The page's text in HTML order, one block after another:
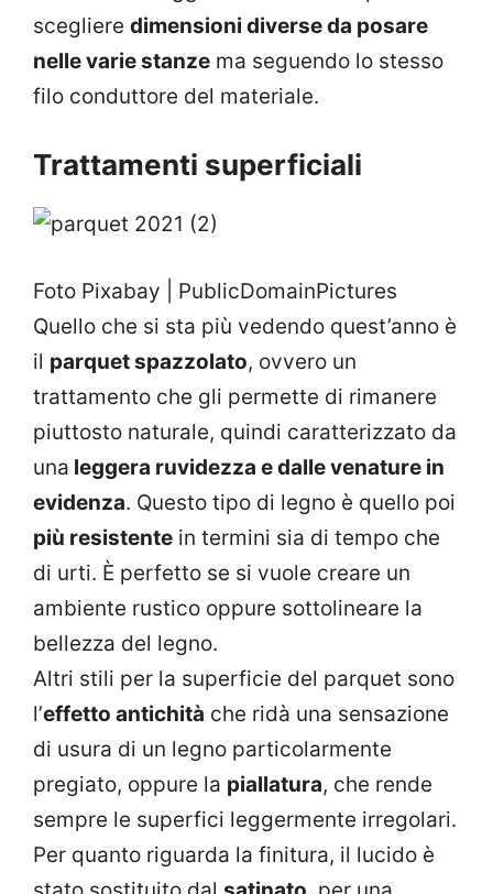
scegliere dimensioni diverse da posare
nelle varie stanze ma seguendo lo stesso
filo conduttore del materiale.
Trattamenti superficiali
Foto Pixabay | PublicDomainPictures
Quello che si sta più vedendo quest’anno è
il parquet spazzolato, ovvero un
trattamento che gli permette di rimanere
piuttosto naturale, quindi caratterizzato da
una leggera ruvidezza e dalle venature in
evidenza. Questo tipo di legno è quello poi
più resistente in termini sia di tempo che
di urti. È perfetto se si vuole creare un
ambiente rustico oppure sottolineare la
bellezza del legno.
Altri stili per la superficie del parquet sono
l’effetto antichità che ridà una sensazione
di usura di un legno particolarmente
pregiato, oppure la piallatura, che rende
sempre le superfici leggermente irregolari.
Per quanto riguarda la finitura, il lucido è